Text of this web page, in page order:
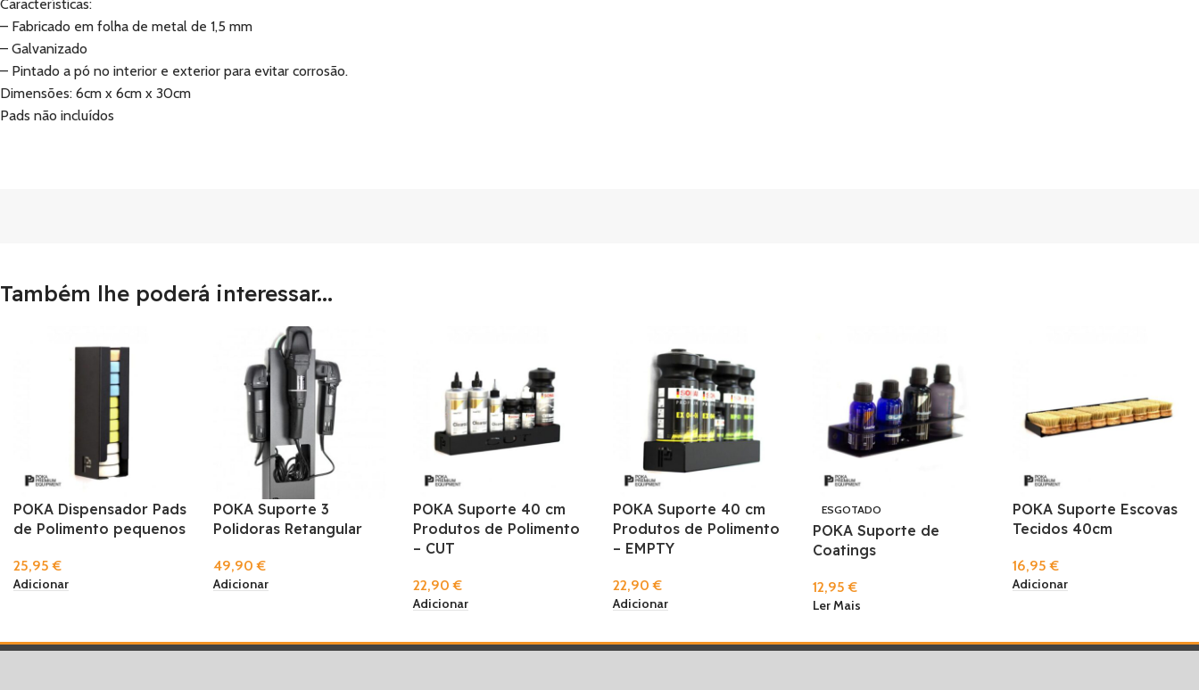
Características:
– Fabricado em folha de metal de 1,5 mm
– Galvanizado
– Pintado a pó no interior e exterior para evitar corrosão.
Dimensões: 6cm x 6cm x 30cm
Pads não incluídos
Também lhe poderá interessar...
POKA Dispensador Pads
de Polimento pequenos
25,95€
Adicionar
POKA Suporte 3
Polidoras Retangular
49,90€
Adicionar
POKA Suporte 40 cm
Produtos de Polimento
– CUT
22,90€
Adicionar
POKA Suporte 40 cm
Produtos de Polimento
– EMPTY
22,90€
Adicionar
ESGOTADO
POKA Suporte de
Coatings
12,95€
Ler Mais
POKA Suporte Escovas
Tecidos 40cm
16,95€
Adicionar